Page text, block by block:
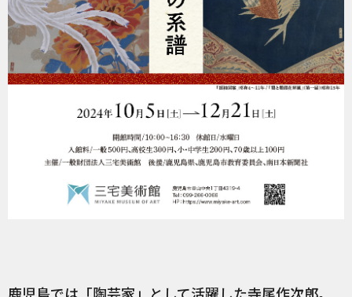
鹿児島では「陶芸家」として活躍した寺尾作次郎。